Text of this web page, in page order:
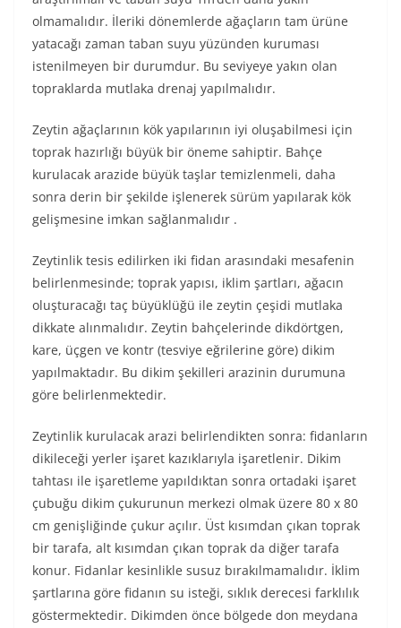
olmamalıdır. İleriki dönemlerde ağaçların tam ürüne
yatacağı zaman taban suyu yüzünden kuruması
istenilmeyen bir durumdur. Bu seviyeye yakın olan
topraklarda mutlaka drenaj yapılmalıdır.
Zeytin ağaçlarının kök yapılarının iyi oluşabilmesi için
toprak hazırlığı büyük bir öneme sahiptir. Bahçe
kurulacak arazide büyük taşlar temizlenmeli, daha
sonra derin bir şekilde işlenerek sürüm yapılarak kök
gelişmesine imkan sağlanmalıdır .
Zeytinlik tesis edilirken iki fidan arasındaki mesafenin
belirlenmesinde; toprak yapısı, iklim şartları, ağacın
oluşturacağı taç büyüklüğü ile zeytin çeşidi mutlaka
dikkate alınmalıdır. Zeytin bahçelerinde dikdörtgen,
kare, üçgen ve kontr (tesviye eğrilerine göre) dikim
yapılmaktadır. Bu dikim şekilleri arazinin durumuna
göre belirlenmektedir.
Zeytinlik kurulacak arazi belirlendikten sonra: fidanların
dikileceği yerler işaret kazıklarıyla işaretlenir. Dikim
tahtası ile işaretleme yapıldıktan sonra ortadaki işaret
çubuğu dikim çukurunun merkezi olmak üzere 80 x 80
cm genişliğinde çukur açılır. Üst kısımdan çıkan toprak
bir tarafa, alt kısımdan çıkan toprak da diğer tarafa
konur. Fidanlar kesinlikle susuz bırakılmamalıdır. İklim
şartlarına göre fidanın su isteği, sıklık derecesi farklılık
göstermektedir. Dikimden önce bölgede don meydana